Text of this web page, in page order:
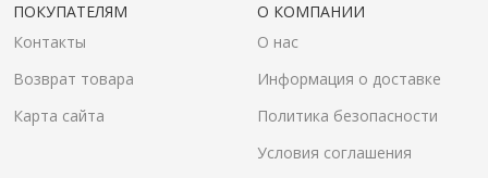
ПОКУПАТЕЛЯМ
Контакты
Возврат товара
Карта сайта
О КОМПАНИИ
О нас
Информация о доставке
Политика безопасности
Условия соглашения